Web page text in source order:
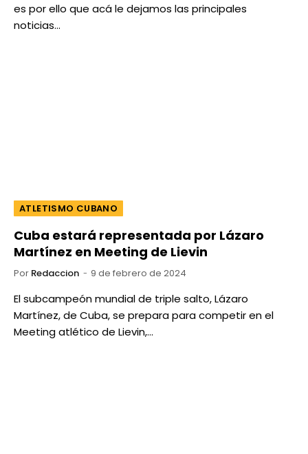
es por ello que acá le dejamos las principales
noticias…
ATLETISMO CUBANO
Cuba estará representada por Lázaro
Martínez en Meeting de Lievin
Por Redaccion 9 de febrero de 2024
El subcampeón mundial de triple salto, Lázaro
Martínez, de Cuba, se prepara para competir en el
Meeting atlético de Lievin,…